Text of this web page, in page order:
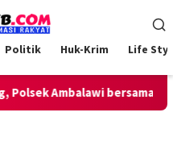
Politik Huk-Krim Life
Ambalawi bersama TNI dan